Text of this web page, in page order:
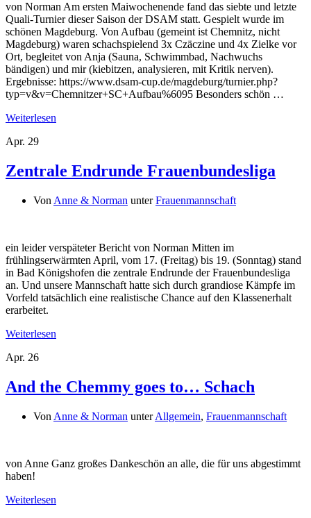
von Norman Am ersten Maiwochenende fand das siebte und letzte
Quali-Turnier dieser Saison der DSAM statt. Gespielt wurde im
schönen Magdeburg. Von Aufbau (gemeint ist Chemnitz, nicht
Magdeburg) waren schachspielend 3x Czäczine und 4x Zielke vor
Ort, begleitet von Anja (Sauna, Schwimmbad, Nachwuchs
bändigen) und mir (kiebitzen, analysieren, mit Kritik nerven).
Ergebnisse: https://www.dsam-cup.de/magdeburg/turnier.php?
typ=v&v=Chemnitzer+SC+Aufbau%6095 Besonders schön …
Weiterlesen
Apr. 29
Zentrale Endrunde Frauenbundesliga
Von Anne & Norman unterFrauenmannschaft
ein leider verspäteter Bericht von Norman Mitten im
frühlingserwärmten April, vom 17. (Freitag) bis 19. (Sonntag) stand
in Bad Königshofen die zentrale Endrunde der Frauenbundesliga
an. Und unsere Mannschaft hatte sich durch grandiose Kämpfe im
Vorfeld tatsächlich eine realistische Chance auf den Klassenerhalt
erarbeitet.
Weiterlesen
Apr. 26
And the Chemmy goes to… Schach
Von Anne & Norman unterAllgemein, Frauenmannschaft
von Anne Ganz großes Dankeschön an alle, die für uns abgestimmt
haben!
Weiterlesen